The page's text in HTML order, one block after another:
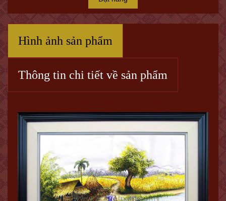
Hình ảnh sản phẩm
Thông tin chi tiết về sản phẩm